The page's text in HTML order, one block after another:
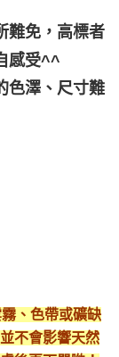
難免，高標者
感受^^
色澤、尺寸難
、色帶或礦缺
不會影響天然